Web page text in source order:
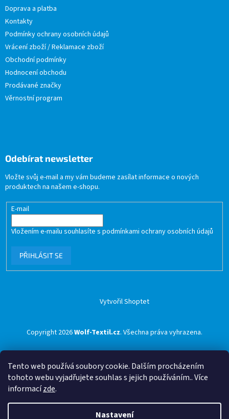
Tento web používá soubory cookie. Dalším procházením
tohoto webu vyjadřujete souhlas s jejich používáním.. Více
informacízde.
Nastavení
Doprava a platba
Kontakty
Podmínky ochrany osobních údajů
Vrácení zboží / Reklamace zboží
Obchodní podmínky
Hodnocení obchodu
Prodávané značky
Věrnostní program
Odebírat newsletter
Vložte svůj e-mail a my vám budeme zasílat informace o nových
produktech na našem e-shopu.
E-mail
Vložením e-mailu souhlasíte s podmínkami ochrany osobních údajů
PŘIHLÁSIT SE
Vytvořil Shoptet
Copyright 2026Wolf-Textil.cz. Všechna práva vyhrazena.